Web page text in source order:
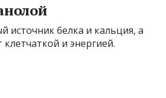
источник белка и кальция, а
клетчаткой и энергией.